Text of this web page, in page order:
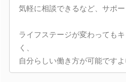
気軽に相談できるなど、サポー
ライフステージが変わっても
く、
自分らしい働き方が可能です